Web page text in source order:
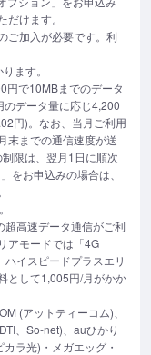
けます。
ご加入が必要です。利
ます。
円で10MBまでのデータ
データ量に応じ4,200
円)。なお、当月ご利用
末までの通信速度が送
限は、翌月1日に順次
をお申込みの場合は、
高速データ通信がご利
アモードでは「4G
イスピードプラスエリ
として1,005円/月がかか
(アットティーコム)、
、So-net)、auひかり
ラ光)・メガエッグ・